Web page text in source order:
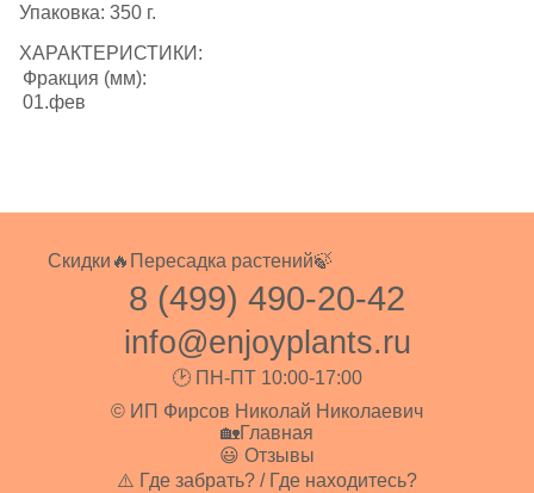
Упаковка: 350 г.
ХАРАКТЕРИСТИКИ:
Фракция (мм):
01.фев
Скидки🔥 Пересадка растений🍃
8 (499) 490-20-42
info@enjoyplants.ru
🕑 ПН-ПТ 10:00-17:00
© ИП Фирсов Николай Николаевич
🏡Главная
😃 Отзывы
⚠️ Где забрать? / Где находитесь?